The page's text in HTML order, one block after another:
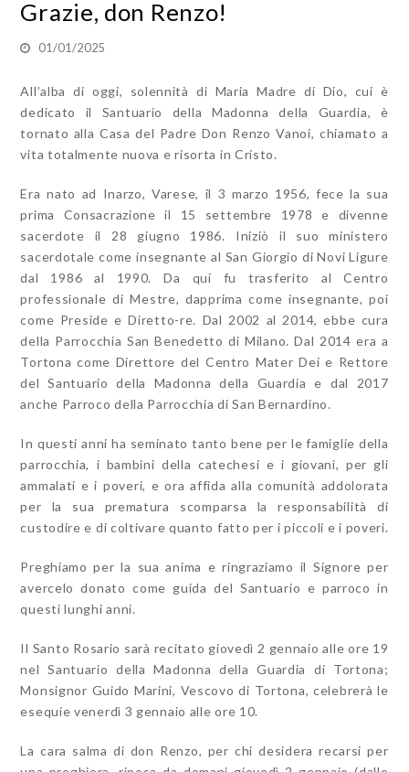
Grazie, don Renzo!
01/01/2025
All’alba di oggi, solennità di Maria Madre di Dio, cui è
dedicato il Santuario della Madonna della Guardia, è
tornato alla Casa del Padre Don Renzo Vanoi, chiamato a
vita totalmente nuova e risorta in Cristo.
Era nato ad Inarzo, Varese, il 3 marzo 1956, fece la sua
prima Consacrazione il 15 settembre 1978 e divenne
sacerdote il 28 giugno 1986. Iniziò il suo ministero
sacerdotale come insegnante al San Giorgio di Novi Ligure
dal 1986 al 1990. Da qui fu trasferito al Centro
professionale di Mestre, dapprima come insegnante, poi
come Preside e Diretto-re. Dal 2002 al 2014, ebbe cura
della Parrocchia San Benedetto di Milano. Dal 2014 era a
Tortona come Direttore del Centro Mater Dei e Rettore
del Santuario della Madonna della Guardia e dal 2017
anche Parroco della Parrocchia di San Bernardino.
In questi anni ha seminato tanto bene per le famiglie della
parrocchia, i bambini della catechesi e i giovani, per gli
ammalati e i poveri, e ora affida alla comunità addolorata
per la sua prematura scomparsa la responsabilità di
custodire e di coltivare quanto fatto per i piccoli e i poveri.
Preghiamo per la sua anima e ringraziamo il Signore per
avercelo donato come guida del Santuario e parroco in
questi lunghi anni.
Il Santo Rosario sarà recitato giovedì 2 gennaio alle ore 19
nel Santuario della Madonna della Guardia di Tortona;
Monsignor Guido Marini, Vescovo di Tortona, celebrerà le
esequie venerdì 3 gennaio alle ore 10.
La cara salma di don Renzo, per chi desidera recarsi per